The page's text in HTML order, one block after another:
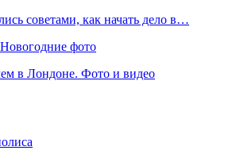
советами, как начать дело в…
фото
в Лондоне. Фото и видео